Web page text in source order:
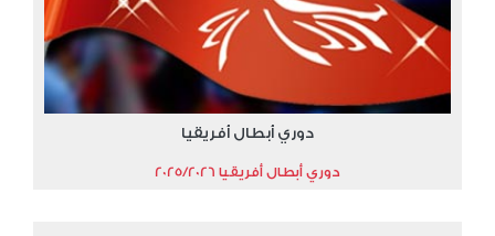
دوري أبطال أفريقيا
دوري أبطال أفريقيا 2025/2026